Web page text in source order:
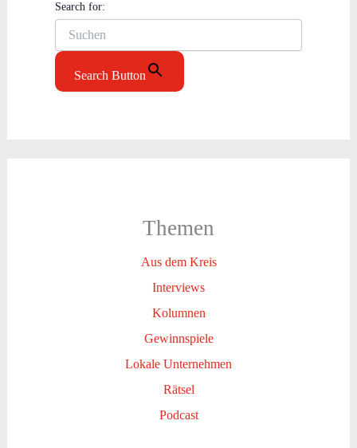
Search for:
Search Button
Themen
Aus dem Kreis
Interviews
Kolumnen
Gewinnspiele
Lokale Unternehmen
Rätsel
Podcast